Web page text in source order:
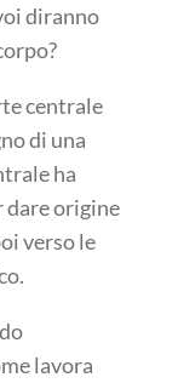
diranno
centrale
di una
ha
dare origine
verso le
lavora